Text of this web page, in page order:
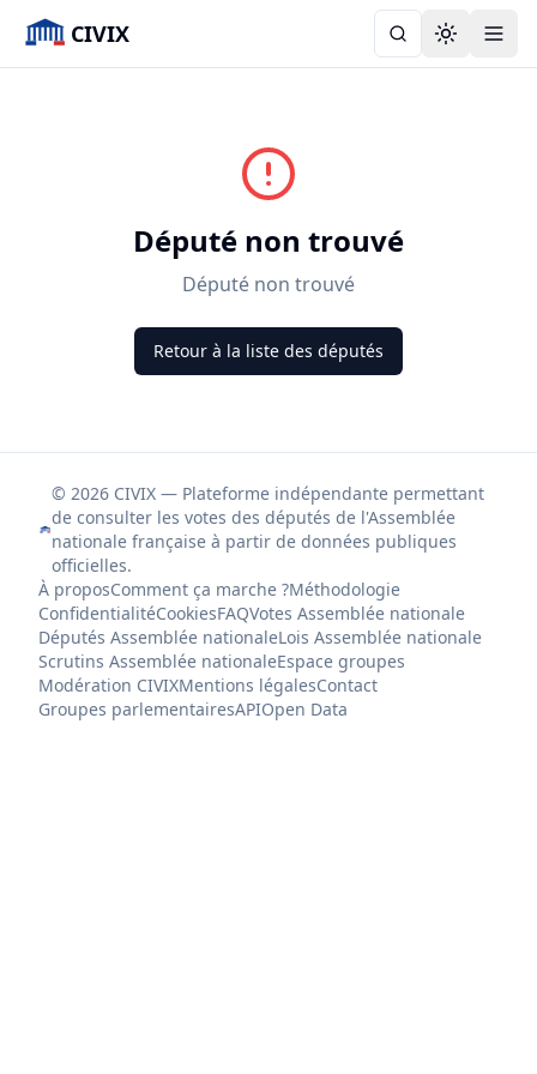
CIVIX Toggle
Député non trouvé
Député non trouvé
Retour à la liste des députés
© 2026 CIVIX — Plateforme indépendante permettant
de consulter les votes des députés de l'Assemblée
nationale française à partir de données publiques
officielles.
À proposComment ça marche ?Méthodologie
ConfidentialitéCookiesFAQVotes Assemblée nationale
Députés Assemblée nationaleLois Assemblée nationale
Scrutins Assemblée nationaleEspace groupes
Modération CIVIXMentions légalesContact
Groupes parlementairesAPIOpen Data